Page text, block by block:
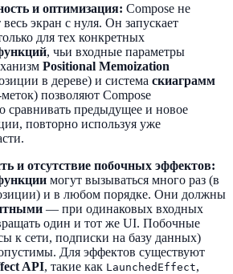
и оптимизация: Compose не
экран с нуля. Он запускает
для тех конкретных
, чьи входные параметры
Positional Memoization
в дереве) и система скиаграмм
позволяют Compose
сравнивать предыдущее и новое
повторно используя уже
и отсутствие побочных эффектов:
могут вызываться много раз (в
и в любом порядке. Они должны
— при одинаковых входных
один и тот же UI. Побочные
к сети, подписки на базу данных)
Для эффектов существуют
API, такие как LaunchedEffect,